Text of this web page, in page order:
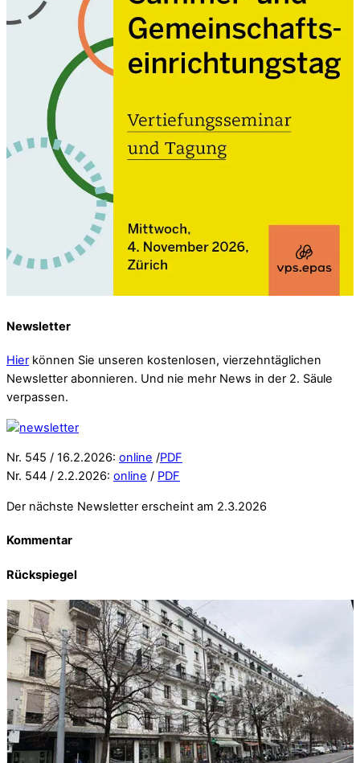
Newsletter
Hier können Sie unseren kostenlosen, vierzehntäglichen
Newsletter abonnieren. Und nie mehr News in der 2. Säule
verpassen.
Nr. 545 / 16.2.2026: online /PDF
Nr. 544 / 2.2.2026: online / PDF
Der nächste Newsletter erscheint am 2.3.2026
Kommentar
Rückspiegel